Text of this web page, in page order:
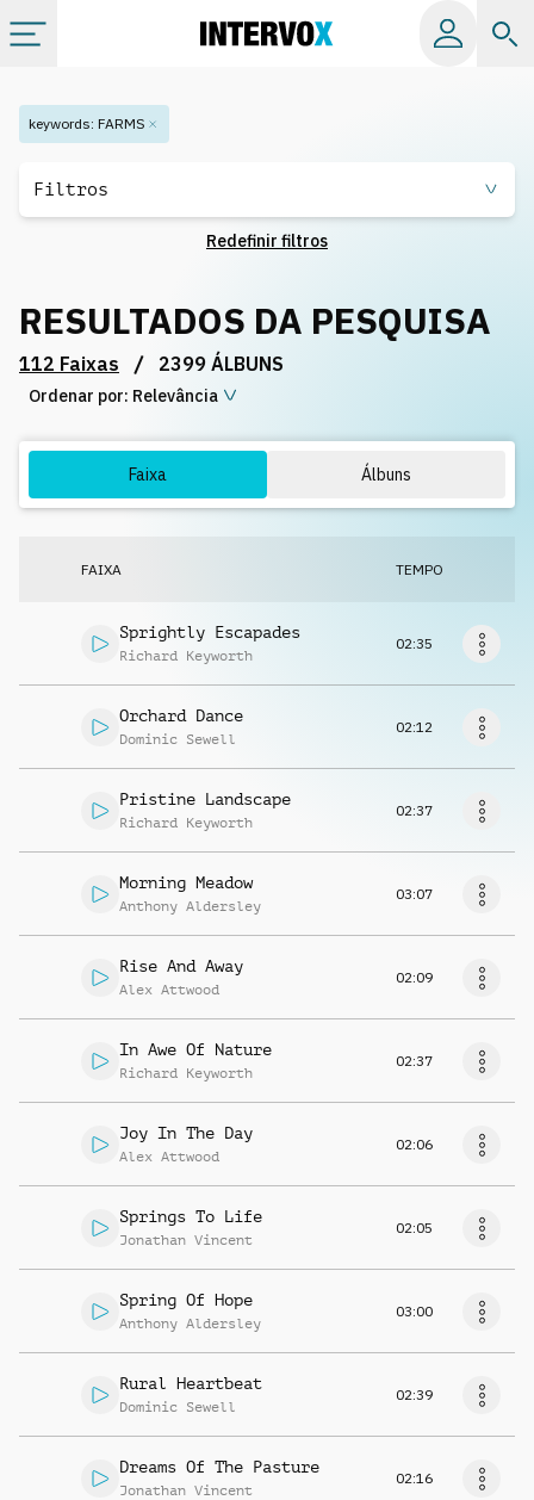
Tópicos
Playlists
Licença
keywords: FARMS
Filtros
Redefinir filtros
RESULTADOS DA PESQUISA
112 Faixas / 2399 ÁLBUNS
Ordenar por: Relevância
Faixa Álbuns
FAIXA TEMPO
Sprightly Escapades
Richard Keyworth
02:35
Orchard Dance
Dominic Sewell
02:12
Pristine Landscape
Richard Keyworth
02:37
Morning Meadow
Anthony Aldersley
03:07
Rise And Away
Alex Attwood
02:09
In Awe Of Nature
Richard Keyworth
02:37
Joy In The Day
Alex Attwood
02:06
Springs To Life
Jonathan Vincent
02:05
Spring Of Hope
Anthony Aldersley
03:00
Rural Heartbeat
Dominic Sewell
02:39
Dreams Of The Pasture
Jonathan Vincent
02:16